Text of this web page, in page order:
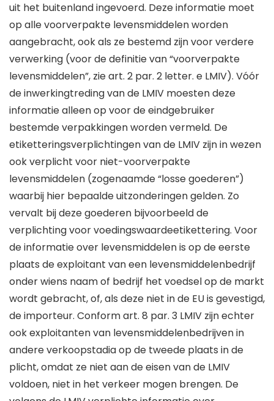
uit het buitenland ingevoerd. Deze informatie moet
op alle voorverpakte levensmiddelen worden
aangebracht, ook als ze bestemd zijn voor verdere
verwerking (voor de definitie van “voorverpakte
levensmiddelen”, zie art. 2 par. 2 letter. e LMIV). Vóór
de inwerkingtreding van de LMIV moesten deze
informatie alleen op voor de eindgebruiker
bestemde verpakkingen worden vermeld. De
etiketteringsverplichtingen van de LMIV zijn in wezen
ook verplicht voor niet-voorverpakte
levensmiddelen (zogenaamde “losse goederen”)
waarbij hier bepaalde uitzonderingen gelden. Zo
vervalt bij deze goederen bijvoorbeeld de
verplichting voor voedingswaardeetikettering. Voor
de informatie over levensmiddelen is op de eerste
plaats de exploitant van een levensmiddelenbedrijf
onder wiens naam of bedrijf het voedsel op de markt
wordt gebracht, of, als deze niet in de EU is gevestigd,
de importeur. Conform art. 8 par. 3 LMIV zijn echter
ook exploitanten van levensmiddelenbedrijven in
andere verkoopstadia op de tweede plaats in de
plicht, omdat ze niet aan de eisen van de LMIV
voldoen, niet in het verkeer mogen brengen. De